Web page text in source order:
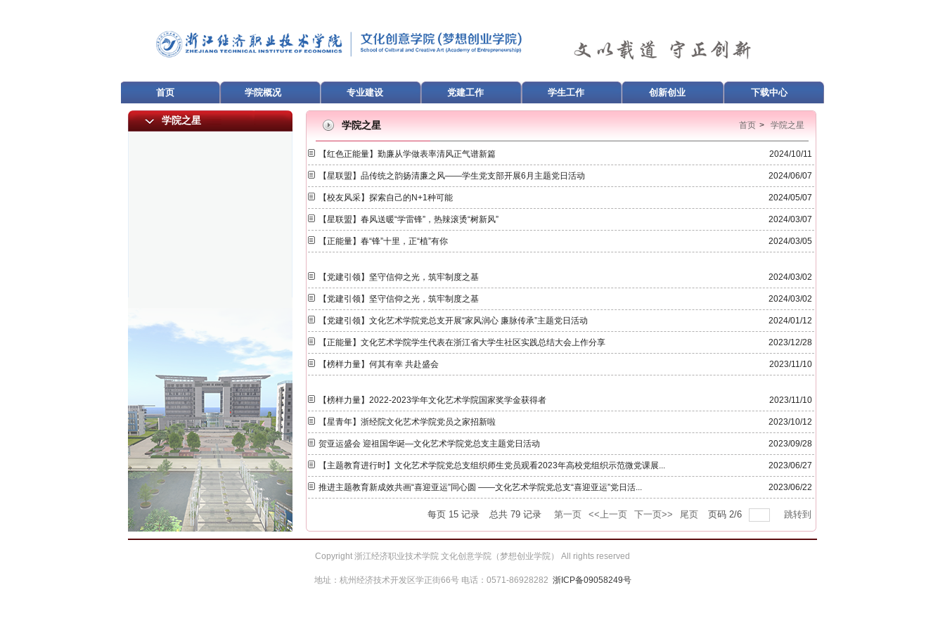
首页 学院概况 专业建设 党建工作 学生工作 创新创业 下载中心
学院之星 学院之星 首页 > 学院之星
【红色正能量】勤廉从学做表率清风正气谱新篇 2024/10/11
【星联盟】品传统之韵扬清廉之风——学生党支部开展6月主题党日活动 2024/06/07
【校友风采】探索自己的N+1种可能 2024/05/07
【星联盟】春风送暖“学雷锋”，热辣滚烫“树新风” 2024/03/07
【正能量】春“锋”十里，正“植”有你 2024/03/05
【党建引领】坚守信仰之光，筑牢制度之基 2024/03/02
【党建引领】坚守信仰之光，筑牢制度之基 2024/03/02
【党建引领】文化艺术学院党总支开展“家风润心 廉脉传承”主题党日活动 2024/01/12
【正能量】文化艺术学院学生代表在浙江省大学生社区实践总结大会上作分享 2023/12/28
【榜样力量】何其有幸 共赴盛会 2023/11/10
【榜样力量】2022-2023学年文化艺术学院国家奖学金获得者 2023/11/10
【星青年】浙经院文化艺术学院党员之家招新啦 2023/10/12
贺亚运盛会 迎祖国华诞—文化艺术学院党总支主题党日活动 2023/09/28
【主题教育进行时】文化艺术学院党总支组织师生党员观看2023年高校党组织示范微党课展... 2023/06/27
推进主题教育新成效共画“喜迎亚运”同心圆 ——文化艺术学院党总支“喜迎亚运”党日活... 2023/06/22
每页 15 记录 总共 79 记录 第一页 <<上一页 下一页>> 尾页 页码 2/6 跳转到
Copyright 浙江经济职业技术学院 文化创意学院（梦想创业学院） All rights reserved
地址：杭州经济技术开发区学正街66号 电话：0571-86928282 浙ICP备09058249号